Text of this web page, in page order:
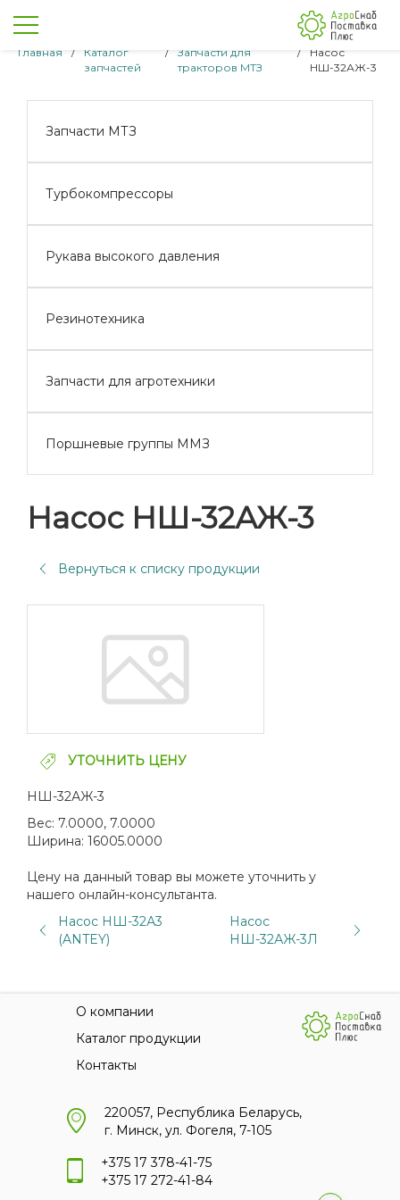
Главная /
Каталог
запчастей
/
Запчасти для
тракторов МТЗ
/
Насос
НШ-32АЖ-3
Запчасти МТЗ
Турбокомпрессоры
Рукава высокого давления
Резинотехника
Запчасти для агротехники
Поршневые группы ММЗ
Насос НШ-32АЖ-3
Вернуться к списку продукции
УТОЧНИТЬ ЦЕНУ
НШ-32АЖ-3
Вес: 7.0000, 7.0000
Ширина: 16005.0000
Цену на данный товар вы можете уточнить у
нашего онлайн-консультанта.
Насос НШ-32А3
(ANTEY)
Насос
НШ-32АЖ-3Л
О компании
Каталог продукции
Контакты
220057, Республика Беларусь,
г. Минск, ул. Фогеля, 7-105
+375 17 378-41-75
+375 17 272-41-84